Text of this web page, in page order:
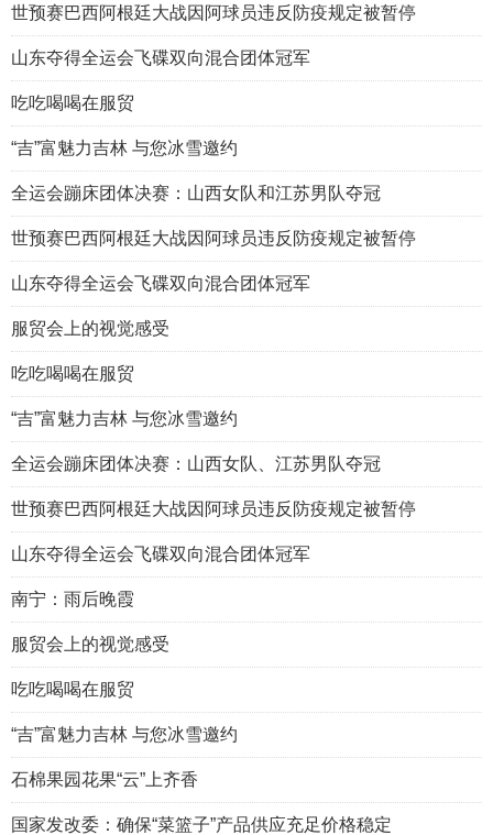
世预赛巴西阿根廷大战因阿球员违反防疫规定被暂停
山东夺得全运会飞碟双向混合团体冠军
吃吃喝喝在服贸
“吉”富魅力吉林 与您冰雪邀约
全运会蹦床团体决赛：山西女队和江苏男队夺冠
世预赛巴西阿根廷大战因阿球员违反防疫规定被暂停
山东夺得全运会飞碟双向混合团体冠军
服贸会上的视觉感受
吃吃喝喝在服贸
“吉”富魅力吉林 与您冰雪邀约
全运会蹦床团体决赛：山西女队、江苏男队夺冠
世预赛巴西阿根廷大战因阿球员违反防疫规定被暂停
山东夺得全运会飞碟双向混合团体冠军
南宁：雨后晚霞
服贸会上的视觉感受
吃吃喝喝在服贸
“吉”富魅力吉林 与您冰雪邀约
石棉果园花果“云”上齐香
国家发改委：确保“菜篮子”产品供应充足价格稳定